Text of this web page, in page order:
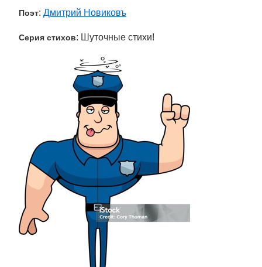
Поэт: Дмитрий Новиковъ
Серия стихов: Шуточные стихи!